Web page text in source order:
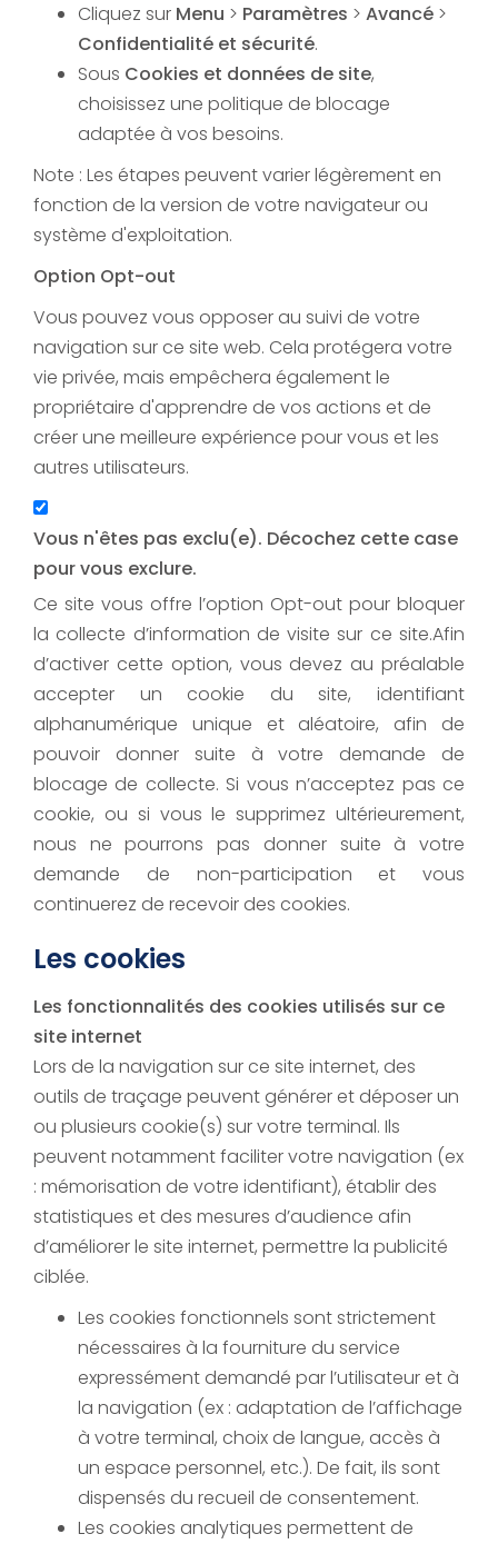
Cliquez sur Menu > Paramètres > Avancé >
Confidentialité et sécurité.
Sous Cookies et données de site,
choisissez une politique de blocage
adaptée à vos besoins.
Note : Les étapes peuvent varier légèrement en
fonction de la version de votre navigateur ou
système d'exploitation.
Option Opt-out
Vous pouvez vous opposer au suivi de votre
navigation sur ce site web. Cela protégera votre
vie privée, mais empêchera également le
propriétaire d'apprendre de vos actions et de
créer une meilleure expérience pour vous et les
autres utilisateurs.
Vous n'êtes pas exclu(e). Décochez cette case
pour vous exclure.
Ce site vous offre l’option Opt-out pour bloquer
la collecte d’information de visite sur ce site.Afin
d’activer cette option, vous devez au préalable
accepter un cookie du site, identifiant
alphanumérique unique et aléatoire, afin de
pouvoir donner suite à votre demande de
blocage de collecte. Si vous n’acceptez pas ce
cookie, ou si vous le supprimez ultérieurement,
nous ne pourrons pas donner suite à votre
demande de non-participation et vous
continuerez de recevoir des cookies.
Les cookies
Les fonctionnalités des cookies utilisés sur ce
site internet
Lors de la navigation sur ce site internet, des
outils de traçage peuvent générer et déposer un
ou plusieurs cookie(s) sur votre terminal. Ils
peuvent notamment faciliter votre navigation (ex
: mémorisation de votre identifiant), établir des
statistiques et des mesures d’audience afin
d’améliorer le site internet, permettre la publicité
ciblée.
Les cookies fonctionnels sont strictement
nécessaires à la fourniture du service
expressément demandé par l’utilisateur et à
la navigation (ex : adaptation de l’affichage
à votre terminal, choix de langue, accès à
un espace personnel, etc.). De fait, ils sont
dispensés du recueil de consentement.
Les cookies analytiques permettent de